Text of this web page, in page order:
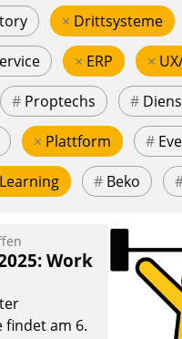
× Drittsysteme
× ERP ×
# Proptechs #
× Plattform #
# Beko
Work
findet am 6.